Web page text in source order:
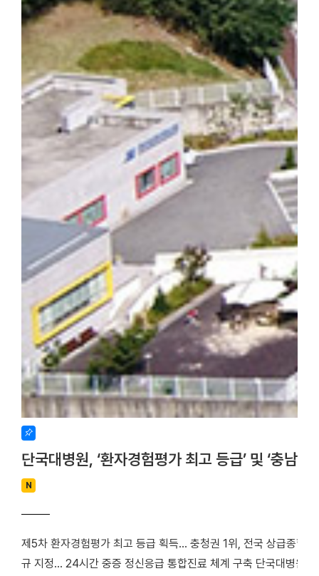
단국대병원, ‘환자경험평가 최고 등급’ 및 ‘충남
N
제5차 환자경험평가 최고 등급 획득… 충청권 1위, 전국 상급종합
규 지정… 24시간 중증 정신응급 통합진료 체계 구축 단국대병원(